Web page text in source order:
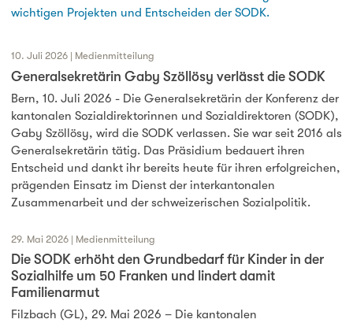
wichtigen Projekten und Entscheiden der SODK.
10. Juli 2026 | Medienmitteilung
Generalsekretärin Gaby Szöllösy verlässt die SODK
Bern, 10. Juli 2026 - Die Generalsekretärin der Konferenz der
kantonalen Sozialdirektorinnen und Sozialdirektoren (SODK),
Gaby Szöllösy, wird die SODK verlassen. Sie war seit 2016 als
Generalsekretärin tätig. Das Präsidium bedauert ihren
Entscheid und dankt ihr bereits heute für ihren erfolgreichen,
prägenden Einsatz im Dienst der interkantonalen
Zusammenarbeit und der schweizerischen Sozialpolitik.
29. Mai 2026 | Medienmitteilung
Die SODK erhöht den Grundbedarf für Kinder in der
Sozialhilfe um 50 Franken und lindert damit
Familienarmut
Filzbach (GL), 29. Mai 2026 – Die kantonalen